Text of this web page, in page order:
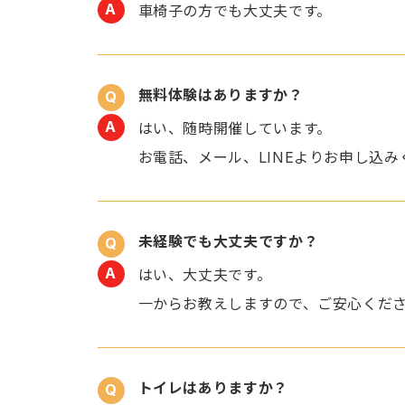
車椅子の方でも大丈夫です。
無料体験はありますか？
はい、随時開催しています。
お電話、メール、LINEよりお申し込み
未経験でも大丈夫ですか？
はい、大丈夫です。
一からお教えしますので、ご安心くださ
トイレはありますか？